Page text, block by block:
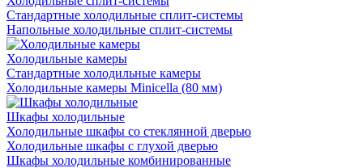
Стандартные холодильные сплит-системы
Напольные холодильные сплит-системы
Холодильные камеры
Стандартные холодильные камеры
Холодильные камеры Minicella (80 мм)
Шкафы холодильные
Холодильные шкафы со стеклянной дверью
Холодильные шкафы с глухой дверью
Шкафы холодильные комбинированные